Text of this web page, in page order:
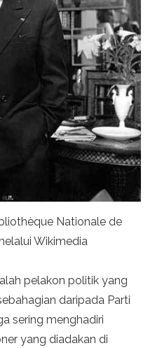
Nationale de
Wikimedia
pelakon politik yang
daripada Parti
sering menghadiri
yang diadakan di